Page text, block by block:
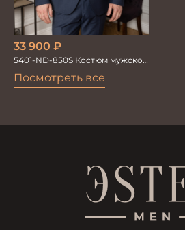
Посмотреть все
33 900 ₽
5401-ND-850S Костюм мужской